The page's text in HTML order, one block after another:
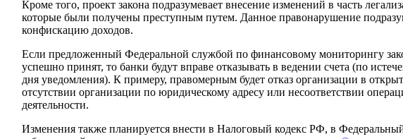
Кроме того, проект закона подразумевает внесение изменений в часть
которые были получены преступным путем. Данное правонарушение
конфискацию доходов.
Если предложенный Федеральной службой по финансовому мониторингу
успешно принят, то банки будут вправе отказывать в ведении счета (по
дня уведомления). К примеру, правомерным будет отказ организации в
отсутствии организации по юридическому адресу или несоответствии
деятельности.
Изменения также планируется внести в Налоговый кодекс РФ, в